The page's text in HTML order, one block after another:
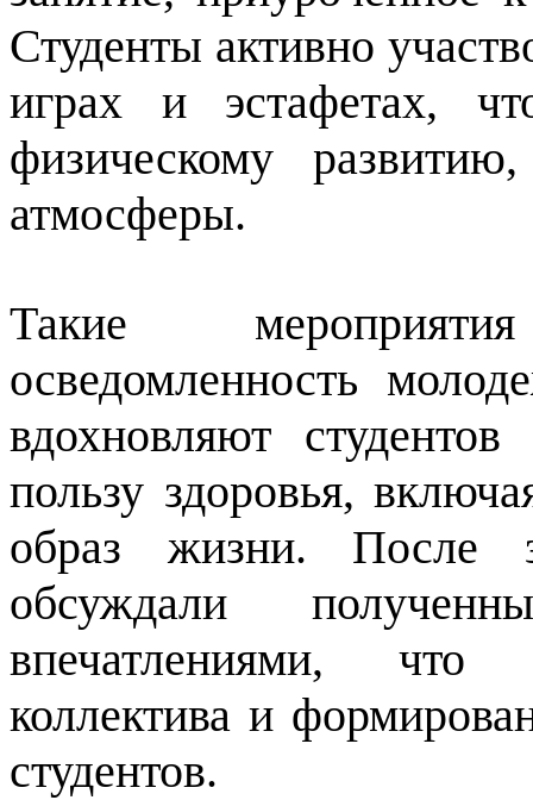
Студенты активно
играх и эстафетах,
физическому
атмосферы.
Такие
осведомленность
вдохновляют
пользу здоровья,
образ жизни. После
обсуждали
впечатлениями, что
коллектива и
студентов.